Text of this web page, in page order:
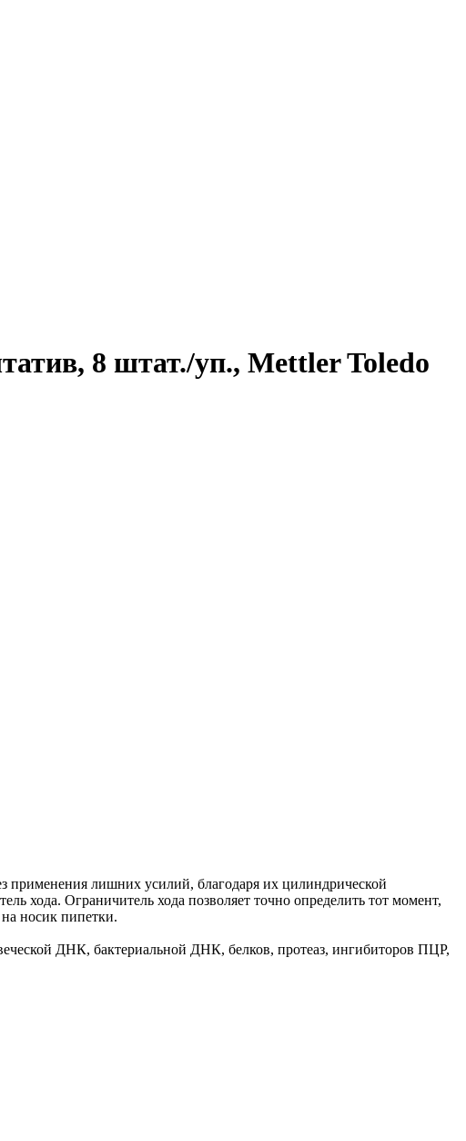
8 штат./уп., Mettler Toledo
применения лишних усилий, благодаря их цилиндрической
хода. Ограничитель хода позволяет точно определить тот момент,
носик пипетки.
ДНК, бактериальной ДНК, белков, протеаз, ингибиторов ПЦР,